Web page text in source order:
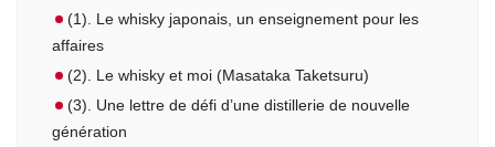
(1). Le whisky japonais, un enseignement pour les
affaires
(2). Le whisky et moi (Masataka Taketsuru)
(3). Une lettre de défi d’une distillerie de nouvelle
génération